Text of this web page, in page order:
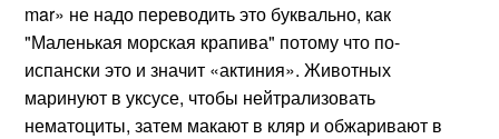
mar» не надо переводить это буквально, как
"Маленькая морская крапива" потому что по-
испански это и значит «актиния». Животных
маринуют в уксусе, чтобы нейтрализовать
нематоциты, затем макают в кляр и обжаривают в